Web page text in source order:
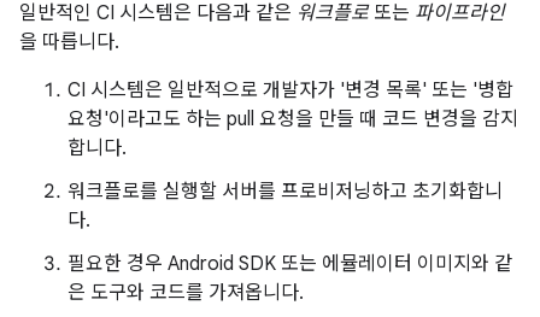
일반적인 CI 시스템은 다음과 같은 워크플로또는 파이프라인
을 따릅니다.
CI 시스템은 일반적으로 개발자가 '변경 목록' 또는 '병합
요청'이라고도 하는 pull 요청을 만들 때 코드 변경을 감지
합니다.
워크플로를 실행할 서버를 프로비저닝하고 초기화합니
다.
필요한 경우 Android SDK 또는 에뮬레이터 이미지와 같
은 도구와 코드를 가져옵니다.